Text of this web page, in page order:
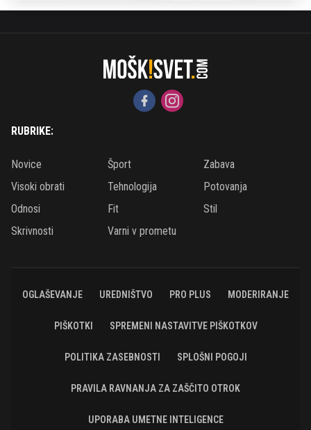
RUBRIKE:
Novice Šport
Zabava
Visoki obrati
Tehnologija
Potovanja
Odnosi
Fit
Stil
Skrivnosti
Varni v prometu
OGLAŠEVANJE UREDNIŠTVO PRO PLUS MODERIRANJE
PIŠKOTKI SPREMENI NASTAVITVE PIŠKOTKOV
POLITIKA ZASEBNOSTI SPLOŠNI POGOJI
PRAVILA RAVNANJA ZA ZAŠČITO OTROK
UPORABA UMETNE INTELIGENCE